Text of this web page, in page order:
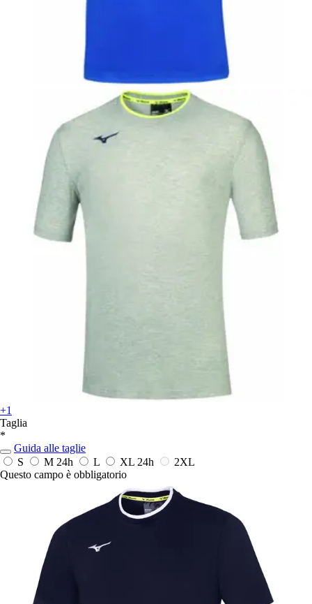
+1
Taglia
*
Guida alle taglie
S
M 24h L XL 24h
2XL
Questo campo è obbligatorio